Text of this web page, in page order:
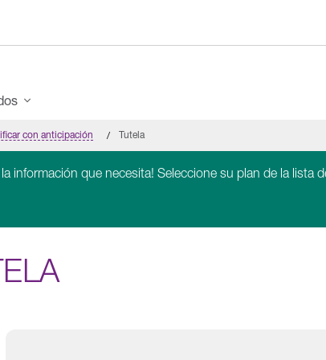
con anticipación Tutela
información que necesita! Seleccione su plan de la lista